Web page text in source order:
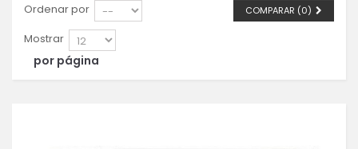
COMPARAR (0)
Ordenar por
Mostrar
por página